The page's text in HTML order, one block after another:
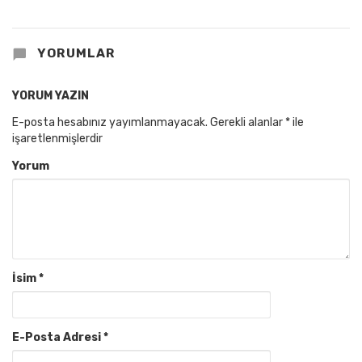
YORUMLAR
YORUM YAZIN
E-posta hesabınız yayımlanmayacak. Gerekli alanlar *ile
işaretlenmişlerdir
Yorum
İsim*
E-Posta Adresi*